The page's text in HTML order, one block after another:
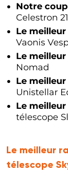
Notre
Celestron
Le
Vaonis
Le
Nomad
Le
Unistellar
Le
télescope
Le meilleur
télescope